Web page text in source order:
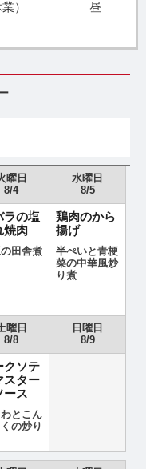
日休業） 昼
曜日
8/4
水曜日
8/5
ラの塩
焼肉
田舎煮
鶏肉のから
揚げ
半ぺいと青梗
菜の中華風炒
り煮
曜日
8/8
日曜日
8/9
クソテ
スター
ース
とこん
の炒り